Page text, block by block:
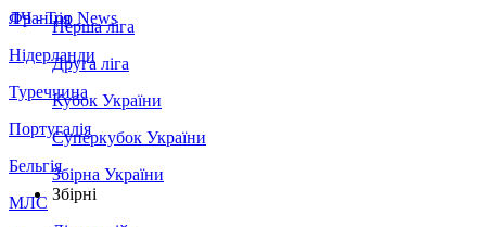
Франція
Нідерланди
Туреччина
Португалія
Бельгія
МЛС
ЛЧ - Top News
Перша ліга
Друга ліга
Кубок України
Суперкубок України
Збірна України
Збірні